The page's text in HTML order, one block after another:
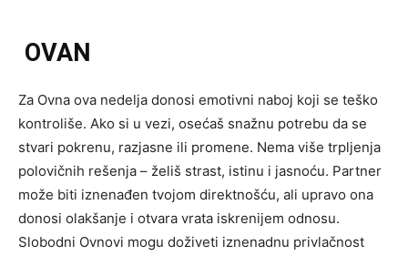
OVAN
Za Ovna ova nedelja donosi emotivni naboj koji se teško
kontroliše. Ako si u vezi, osećaš snažnu potrebu da se
stvari pokrenu, razjasne ili promene. Nema više trpljenja
polovičnih rešenja – želiš strast, istinu i jasnoću. Partner
može biti iznenađen tvojom direktnošću, ali upravo ona
donosi olakšanje i otvara vrata iskrenijem odnosu.
Slobodni Ovnovi mogu doživeti iznenadnu privlačnost